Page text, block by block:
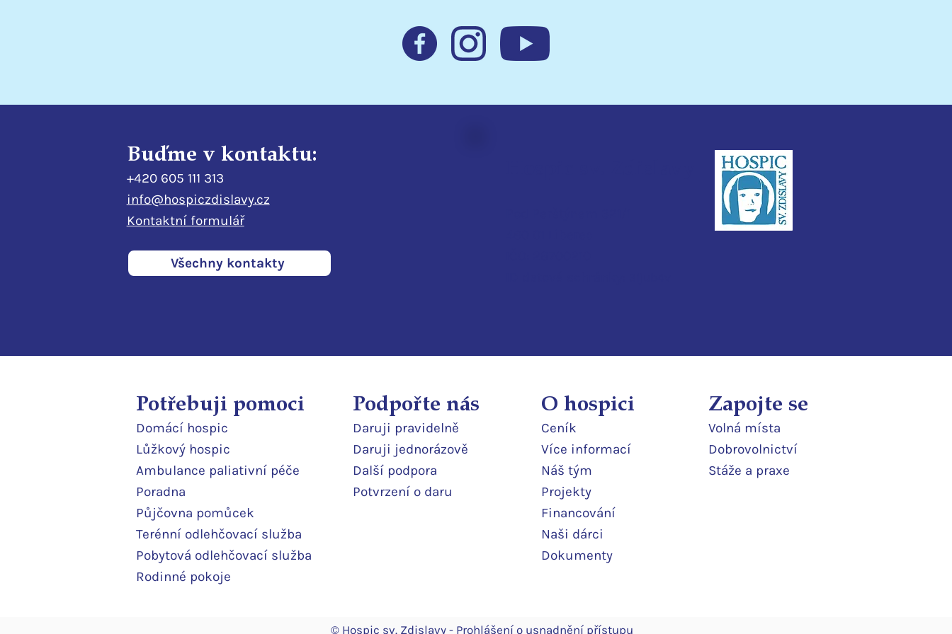
Buďme v kontaktu:
+420 605 111 313
info@hospiczdislavy.cz
Kontaktní formulář
Všechny kontakty
Potřebuji pomoci
Domácí hospic
Lůžkový hospic
Ambulance paliativní péče
Poradna
Půjčovna pomůcek
Terénní odlehčovací služba
Pobytová odlehčovací služba
Rodinné pokoje
Podpořte nás
Daruji pravidelně
Daruji jednorázově
Další podpora
Potvrzení o daru
O hospici
Ceník
Více informací
Náš tým
Projekty
Financování
Naši dárci
Dokumenty
Zapojte se
Volná místa
Dobrovolnictví
Stáže a praxe
© Hospic sv. Zdislavy - Prohlášení o usnadnění přístupu